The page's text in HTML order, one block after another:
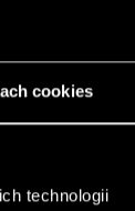
cookies
technologii
linki
IR
więcej: